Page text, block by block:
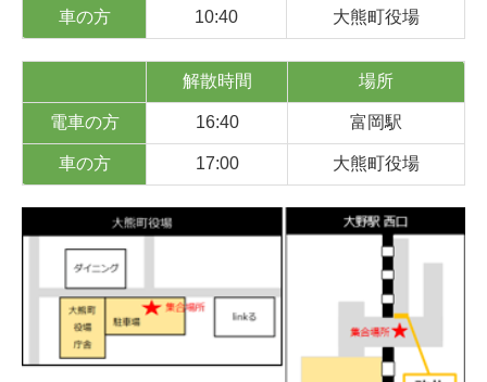
車の方 10:40 大熊町役場
解散時間 場所
電車の方 16:40 富岡駅
車の方 17:00 大熊町役場